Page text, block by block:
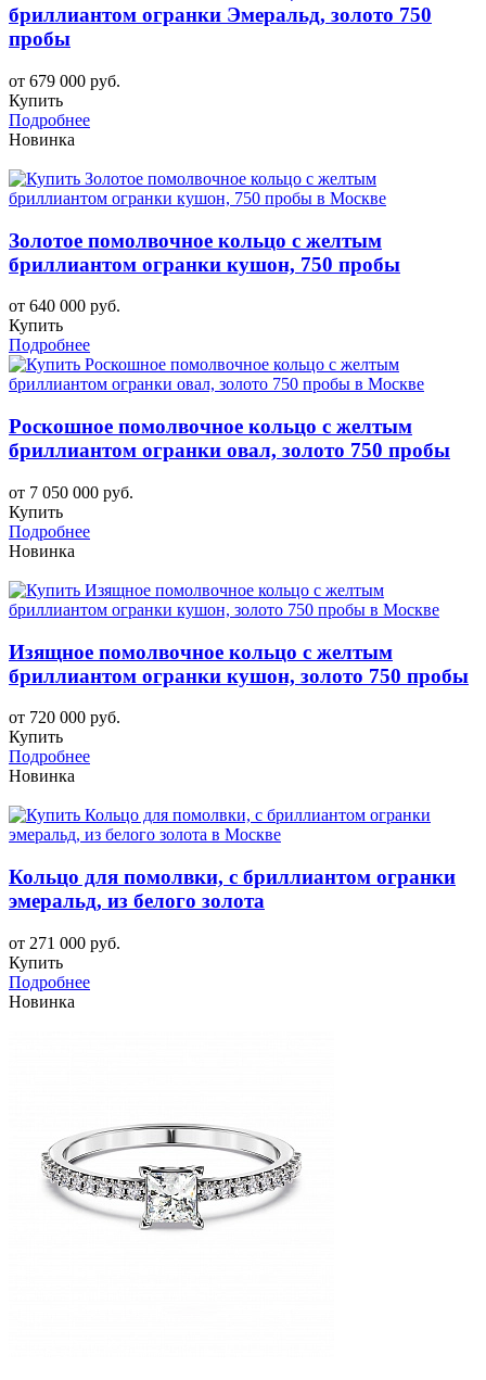
бриллиантом огранки Эмеральд, золото 750
пробы
от 679 000 руб.
Купить
Подробнее
Новинка
Золотое помолвочное кольцо с желтым
бриллиантом огранки кушон, 750 пробы
от 640 000 руб.
Купить
Подробнее
Роскошное помолвочное кольцо с желтым
бриллиантом огранки овал, золото 750 пробы
от 7 050 000 руб.
Купить
Подробнее
Новинка
Изящное помолвочное кольцо с желтым
бриллиантом огранки кушон, золото 750 пробы
от 720 000 руб.
Купить
Подробнее
Новинка
Кольцо для помолвки, с бриллиантом огранки
эмеральд, из белого золота
от 271 000 руб.
Купить
Подробнее
Новинка